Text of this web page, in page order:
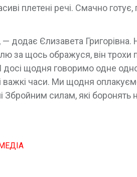
плетені речі. Смачно
Єлизавета Григорівна.
за щось ображуся, він трохи
досі щодня говоримо одне
важкі часи. Ми щодня
силам, які боронять